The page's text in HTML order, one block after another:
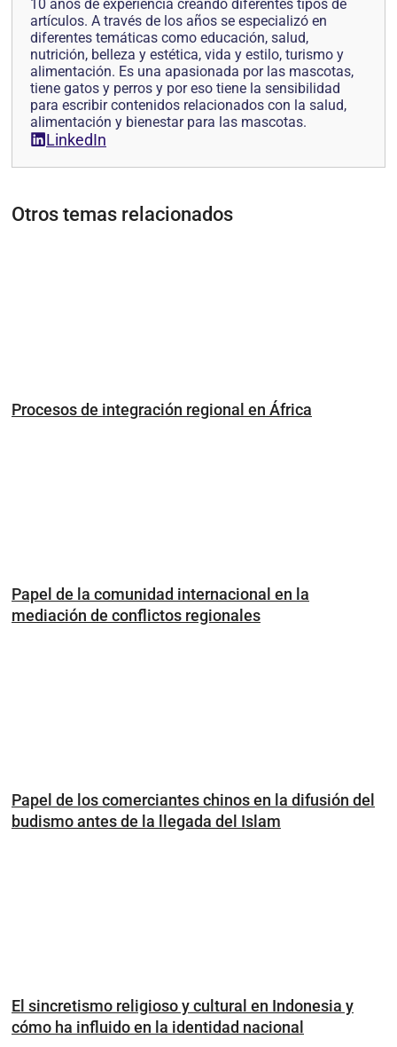
10 años de experiencia creando diferentes tipos de
artículos. A través de los años se especializó en
diferentes temáticas como educación, salud,
nutrición, belleza y estética, vida y estilo, turismo y
alimentación. Es una apasionada por las mascotas,
tiene gatos y perros y por eso tiene la sensibilidad
para escribir contenidos relacionados con la salud,
alimentación y bienestar para las mascotas.
LinkedIn
Otros temas relacionados
Procesos de integración regional en África
Papel de la comunidad internacional en la
mediación de conflictos regionales
Papel de los comerciantes chinos en la difusión del
budismo antes de la llegada del Islam
El sincretismo religioso y cultural en Indonesia y
cómo ha influido en la identidad nacional